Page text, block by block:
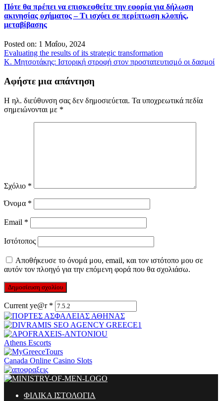
Πότε θα πρέπει να επισκεφθείτε την εφορία για δήλωση
ακινησίας οχήματος – Τι ισχύει σε περίπτωση κλοπής,
μεταβίβασης
Posted on: 1 Μαΐου, 2024
Πλοήγηση
άρθρων
Evaluating the results of its strategic transformation
Κ. Μητσοτάκης: Ιστορική στροφή στον προστατευτισμό οι δασμοί
Αφήστε μια απάντηση
Η ηλ. διεύθυνση σας δεν δημοσιεύεται. Τα υποχρεωτικά πεδία
σημειώνονται με *
Σχόλιο *
Όνομα *
Email *
Ιστότοπος
Αποθήκευσε το όνομά μου, email, και τον ιστότοπο μου σε
αυτόν τον πλοηγό για την επόμενη φορά που θα σχολιάσω.
Current ye@r *
Athens Escorts
Canada Online Casino Slots
ΦΙΛΙΚΑ ΙΣΤΟΛΟΓΙΑ